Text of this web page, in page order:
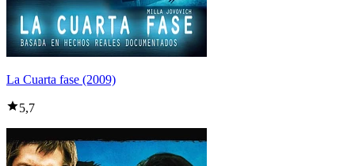
La Cuarta fase (2009)
5,7